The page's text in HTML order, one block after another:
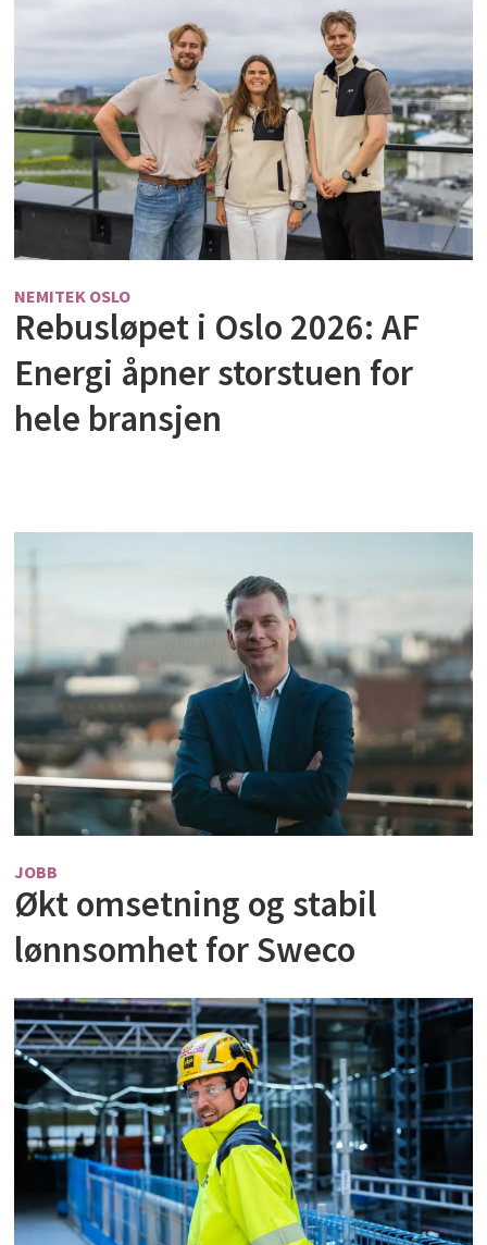
NEMITEK OSLO
Rebusløpet i Oslo 2026: AF
Energi åpner storstuen for
hele bransjen
JOBB
Økt omsetning og stabil
lønnsomhet for Sweco